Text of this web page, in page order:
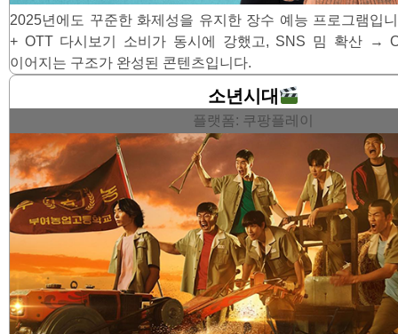
2025년에도 꾸준한 화제성을 유지한 장수 예능 프로그램입
+ OTT 다시보기 소비가 동시에 강했고, SNS 밈 확산 →
이어지는 구조가 완성된 콘텐츠입니다.
소년시대
플랫폼: 쿠팡플레이